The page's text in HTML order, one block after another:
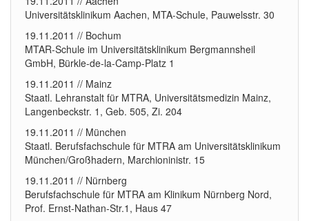
Universitätsklinikum Aachen, MTA-Schule, Pauwelsstr. 30
19.11.2011 // Bochum
MTAR-Schule im Universitätsklinikum Bergmannsheil
GmbH, Bürkle-de-la-Camp-Platz 1
19.11.2011 // Mainz
Staatl. Lehranstalt für MTRA, Universitätsmedizin Mainz,
Langenbeckstr. 1, Geb. 505, Zi. 204
19.11.2011 // München
Staatl. Berufsfachschule für MTRA am Universitätsklinikum
München/Großhadern, Marchioninistr. 15
19.11.2011 // Nürnberg
Berufsfachschule für MTRA am Klinikum Nürnberg Nord,
Prof. Ernst-Nathan-Str.1, Haus 47